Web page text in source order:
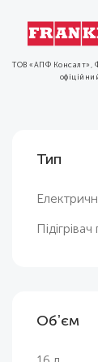
ТОВ «АПФ Консалт»,
Тип
Обʼєм